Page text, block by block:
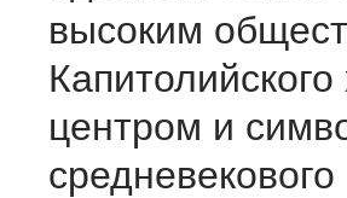
высоким
центром и